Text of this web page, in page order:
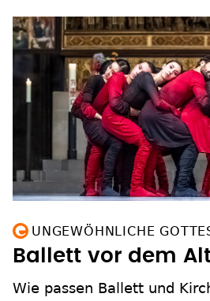
UNGEWÖHNLICHE
Ballett vor dem
Wie passen Ballett und